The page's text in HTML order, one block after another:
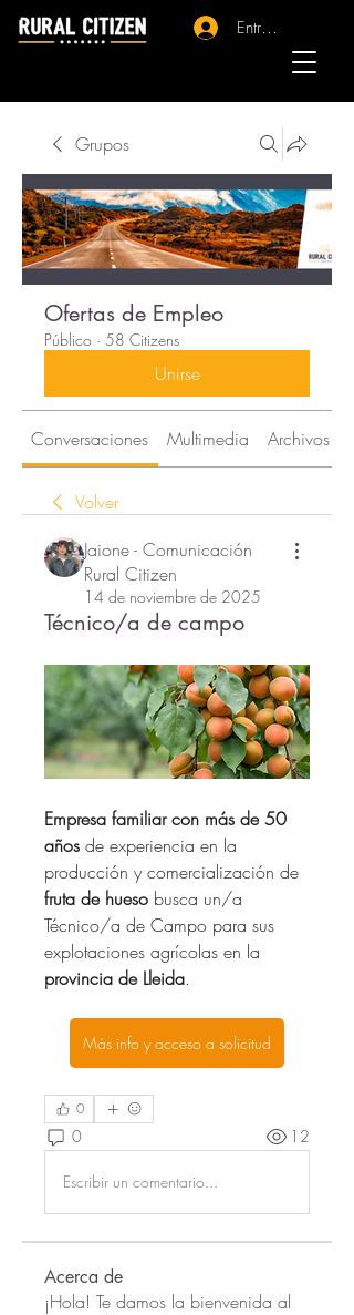
Entrar - Registro
Grupos
Ofertas de Empleo
Público · 58 Citizens
Unirse
Conversaciones Multimedia Archivos
Volver
Jaione - Comunicación
Rural Citizen
14 de noviembre de 2025
Técnico/a de campo
Empresa familiar con más de 50
años de experiencia en la
fruta de hueso busca un/a
Técnico/a de Campo para sus
provincia de Lleida.
Más info y acceso a solicitud
0
0 12
Escribir un comentario...
Acerca de
¡Hola! Te damos la bienvenida al